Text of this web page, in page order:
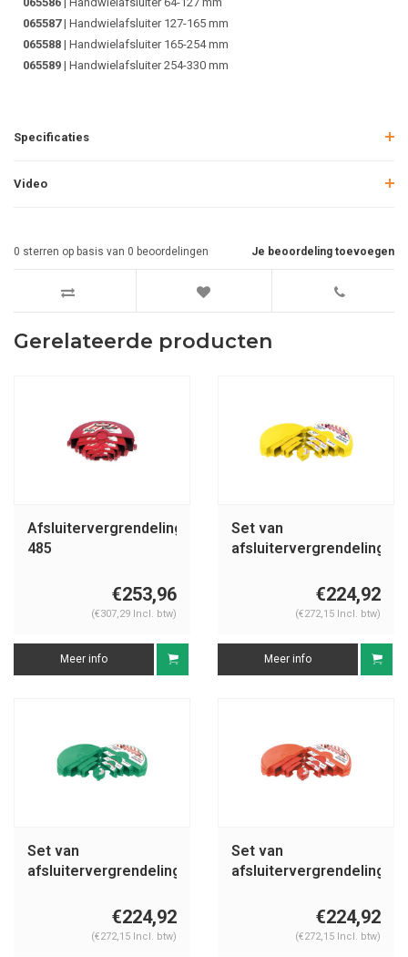
065587| Handwielafsluiter 127-165 mm
065588 | Handwielafsluiter 165-254 mm
065589 | Handwielafsluiter 254-330 mm
Specificaties
Video
Je beoordeling toevoegen
0 sterren op basis van 0 beoordelingen
Gerelateerde producten
Afsluitervergrendelingen
485
€253,96
(€307,29 Incl. btw)
Meer info
Set van
afsluitervergrendelingen
€224,92
(€272,15 Incl. btw)
Meer info
Set van
afsluitervergrendelingen
€224,92
(€272,15 Incl. btw)
Set van
afsluitervergrendelingen
€224,92
(€272,15 Incl. btw)